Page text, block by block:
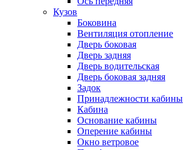
Кузов
Боковина
Вентиляция отопление
Дверь боковая
Дверь задняя
Дверь водительская
Дверь боковая задняя
Задок
Принадлежности кабины
Кабина
Основание кабины
Оперение кабины
Окно ветровое